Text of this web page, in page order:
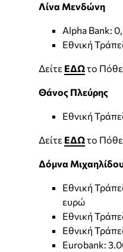
Λίνα Μενδώνη
Alpha Bank:
Εθνική
Δείτε ΕΔΩτο
Θάνος Πλεύρης
Εθνική
Δείτε ΕΔΩτο
Δόμνα
Εθνική
ευρώ
Εθνική
Εθνική
Eurobank: